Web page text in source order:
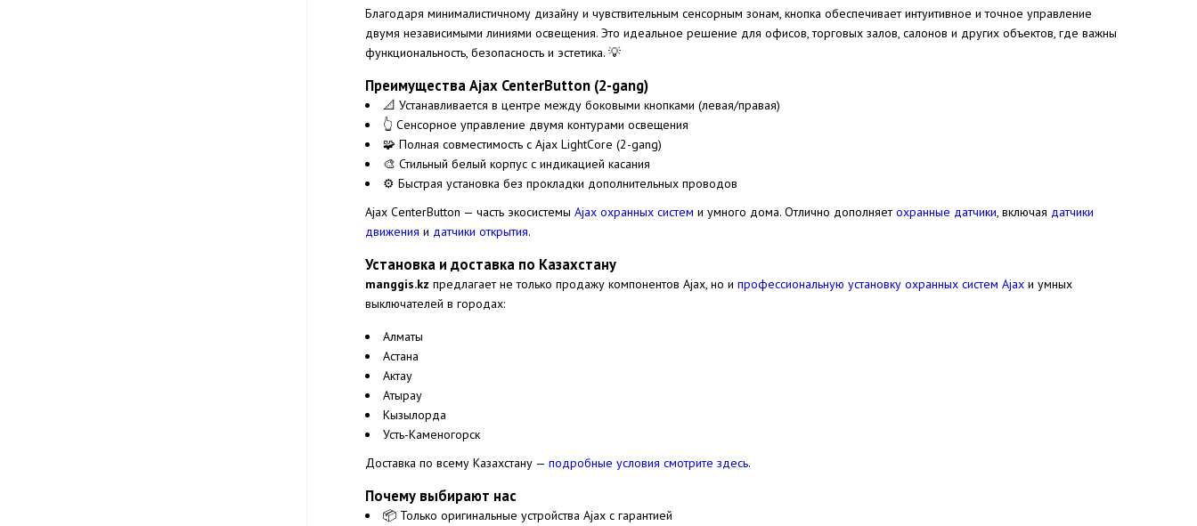
Благодаря минималистичному дизайну и чувствительным сенсорным зонам, кнопка обеспечивает интуитивное и точное управление
двумя независимыми линиями освещения. Это идеальное решение для офисов, торговых залов, салонов и других объектов, где важны
функциональность, безопасность и эстетика. 💡
Преимущества Ajax CenterButton (2-gang)
📐 Устанавливается в центре между боковыми кнопками (левая/правая)
👆 Сенсорное управление двумя контурами освещения
🧩 Полная совместимость с Ajax LightCore (2-gang)
🎨 Стильный белый корпус с индикацией касания
⚙️ Быстрая установка без прокладки дополнительных проводов
Ajax CenterButton — часть экосистемы Ajax охранных систем и умного дома. Отлично дополняетохранные датчики, включая датчики
движения и датчики открытия.
Установка и доставка по Казахстану
manggis.kz предлагает не только продажу компонентов Ajax, но и профессиональную установку охранных систем Ajax и умных
выключателей в городах:
Алматы
Астана
Актау
Атырау
Кызылорда
Усть-Каменогорск
Доставка по всему Казахстану — подробные условия смотрите здесь.
Почему выбирают нас
📦 Только оригинальные устройства Ajax с гарантией